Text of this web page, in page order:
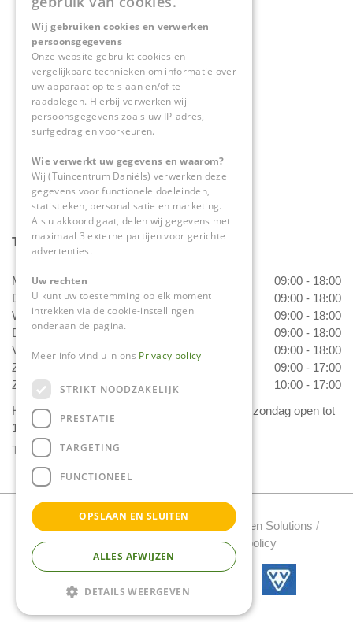
Tuincentrum Daniëls
Herkenbosserweg 4
6063 NL Vlodrop
0475-534298
info@tuincentrumdaniels.nl
Tuincentrum Daniëls
Maandag
09:00 - 18:00
Dinsdag
09:00 - 18:00
Woensdag
09:00 - 18:00
Donderdag
09:00 - 18:00
Vrijdag
09:00 - 18:00
Zaterdag
09:00 - 17:00
Zondag
10:00 - 17:00
Het 'Bloemetje van Daniëls' is van dinsdag t/m zondag open tot
17.00 uur!
Toon alle openingstijden
Tuincentrum Daniels Copyright 2022 /Green Solutions /
Tuincentrum Overzicht/Privacy policy
Wij gebruiken cookies en verwerken
persoonsgegevens
Onze website gebruikt cookies en
vergelijkbare technieken om informatie over
uw apparaat op te slaan en/of te
raadplegen. Hierbij verwerken wij
persoonsgegevens zoals uw IP-adres,
surfgedrag en voorkeuren.
Wie verwerkt uw gegevens en waarom?
Wij (Tuincentrum Daniëls) verwerken deze
gegevens voor functionele doeleinden,
statistieken, personalisatie en marketing.
Als u akkoord gaat, delen wij gegevens met
maximaal 3 externe partijen voor gerichte
advertenties.
Uw rechten
U kunt uw toestemming op elk moment
intrekken via de cookie-instellingen
onderaan de pagina.
Meer info vind u in ons Privacy policy
STRIKT NOODZAKELIJK
PRESTATIE
TARGETING
FUNCTIONEEL
OPSLAAN EN SLUITEN
ALLES AFWIJZEN
DETAILS WEERGEVEN